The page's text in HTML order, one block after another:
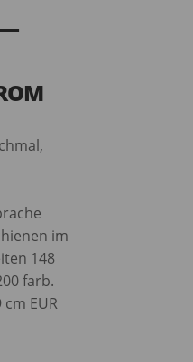
—
im
148
farb.
EUR